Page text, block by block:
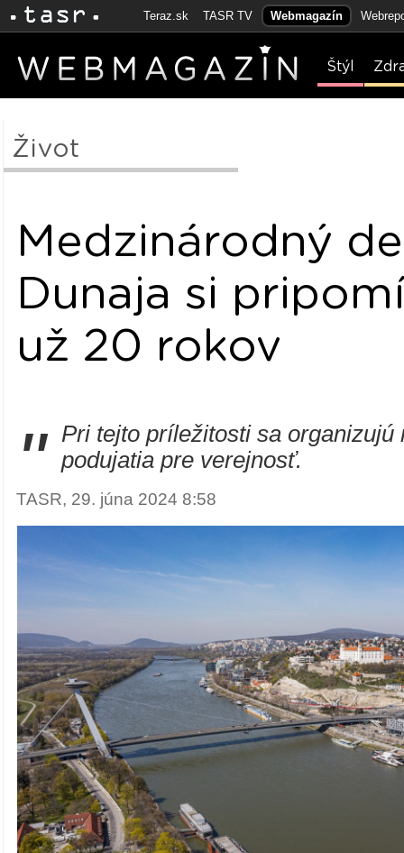
Teraz.sk TASR TV Webmagazín
Štýl
Život
Medzinárodný
Dunaja si
už 20 rokov
"
Pri tejto príležitosti sa organizujú
podujatia pre verejnosť.
TASR, 29. júna 2024 8:58